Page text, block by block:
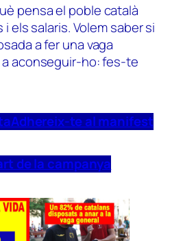
pensa el poble català
els salaris. Volem saber si
a fer una vaga
a aconseguir-ho: fes-te
Adhereix-te al manifest
de la campanya